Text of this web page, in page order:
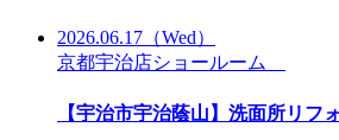
2026.06.17 （Wed）
京都宇治店ショールーム
【宇治市宇治蔭山】洗面所リ